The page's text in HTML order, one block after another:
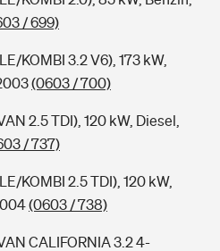
/ 699)
KOMBI 3.2 V6), 173 kW,
(0603 / 700)
2.5 TDI), 120 kW, Diesel,
/ 737)
KOMBI 2.5 TDI), 120 kW,
(0603 / 738)
CALIFORNIA 3.2 4-